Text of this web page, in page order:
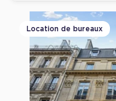
Location de bureaux